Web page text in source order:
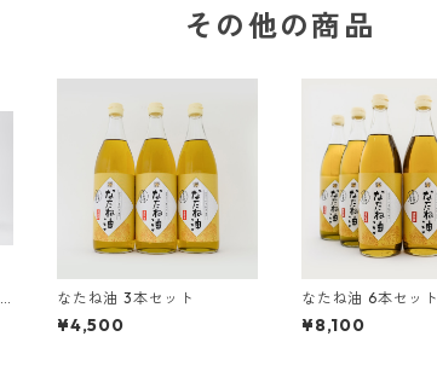
その他の商品
なたね油 3本セット
¥4,500
なたね油 6本セット
¥8,100